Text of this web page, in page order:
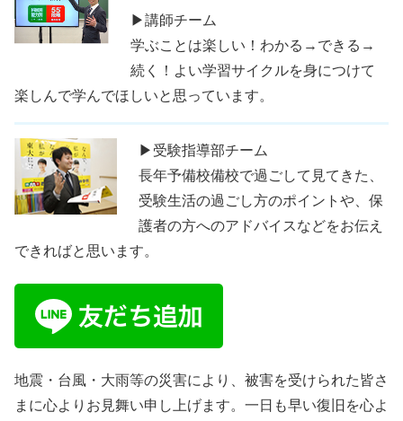
▶講師チーム
学ぶことは楽しい！わかる→できる→
続く！よい学習サイクルを身につけて
楽しんで学んでほしいと思っています。
▶受験指導部チーム
長年予備校備校で過ごして見てきた、
受験生活の過ごし方のポイントや、保
護者の方へのアドバイスなどをお伝え
できればと思います。
地震・台風・大雨等の災害により、被害を受けられた皆さ
まに心よりお見舞い申し上げます。一日も早い復旧を心よ